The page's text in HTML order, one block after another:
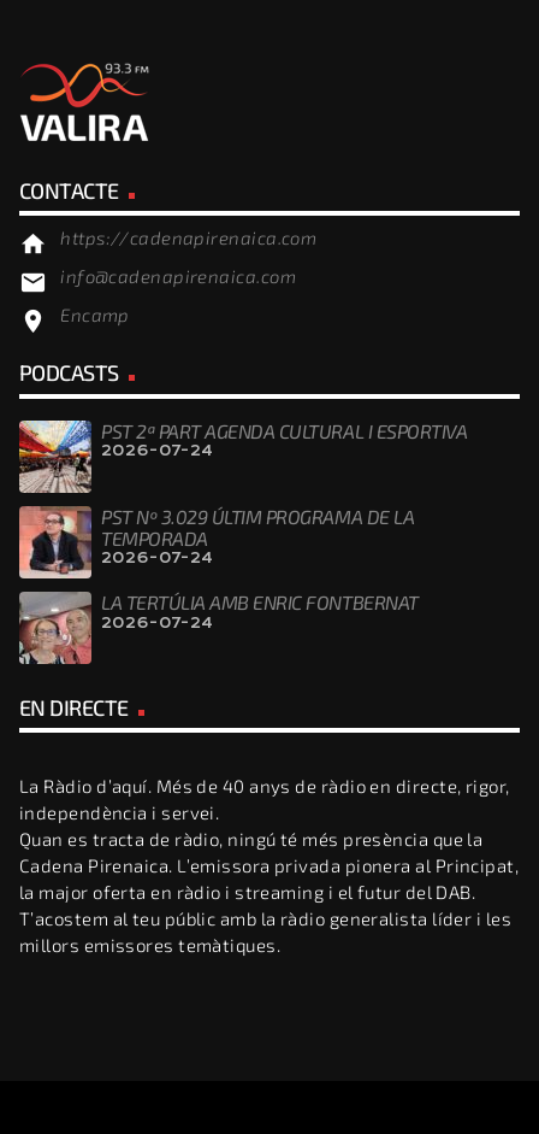
CONTACTE
home https://cadenapirenaica.com
email info@cadenapirenaica.com
location_on Encamp
PODCASTS
PST 2ª PART AGENDA CULTURAL I ESPORTIVA
2026-07-24
PST Nº 3.029 ÚLTIM PROGRAMA DE LA
TEMPORADA
2026-07-24
LA TERTÚLIA AMB ENRIC FONTBERNAT
2026-07-24
EN DIRECTE
La Ràdio d’aquí. Més de 40 anys de ràdio en directe, rigor,
independència i servei.
Quan es tracta de ràdio, ningú té més presència que la
Cadena Pirenaica. L’emissora privada pionera al Principat,
la major oferta en ràdio i streaming i el futur del DAB.
T’acostem al teu públic amb la ràdio generalista líder i les
millors emissores temàtiques.